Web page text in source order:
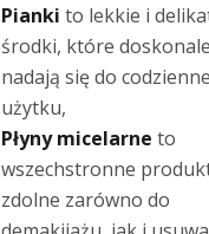
Pianki to lekkie i
środki, które doskonale
nadają się do
użytku,
Płyny micelarne to
wszechstronne
zdolne zarówno do